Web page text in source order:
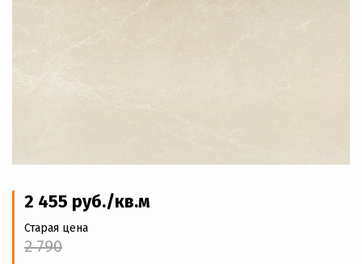
2 455 руб./кв.м
Старая цена
2 790